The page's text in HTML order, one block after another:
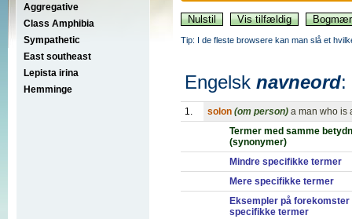
Aggregative
Class Amphibia
Sympathetic
East southeast
Lepista irina
Hemminge
Tip: I de fleste browsere kan man slå et
Engelsk navneord:
1. solon (om person) a man who is
Termer med samme
(synonymer)
Mindre specifikke termer
Mere specifikke termer
Eksempler på forekomster
specifikke termer